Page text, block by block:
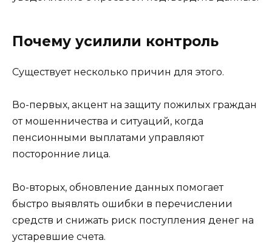
Почему усилили контроль
Существует несколько причин для этого.
Во-первых, акцент на защиту пожилых граждан
от мошенничества и ситуаций, когда
пенсионными выплатами управляют
посторонние лица.
Во-вторых, обновление данных помогает
быстро выявлять ошибки в перечислении
средств и снижать риск поступления денег на
устаревшие счета.